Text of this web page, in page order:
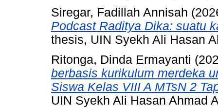
Siregar, Fadillah Annisah
Podcast Raditya Dika: suatu
thesis, UIN Syekh Ali Hasan
Ritonga, Dinda Ermayanti
berbasis kurikulum merdeka
Siswa Kelas VIII A MTsN 2
UIN Syekh Ali Hasan Ahmad